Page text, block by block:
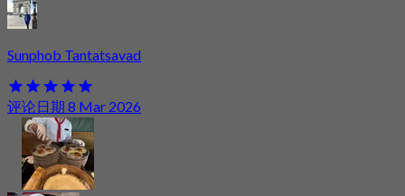
Sunphob Tantatsavad
评论日期 8 Mar 2026